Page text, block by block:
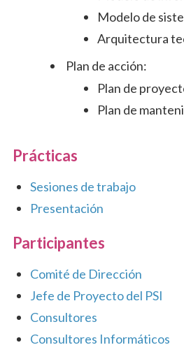
Modelo de
Arquitectura
Plan de acción:
Plan de
Plan de
Prácticas
Sesiones de trabajo
Presentación
Participantes
Comité de Dirección
Jefe de Proyecto del PSI
Consultores
Consultores Informáticos